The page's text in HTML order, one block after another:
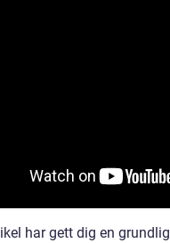
har gett dig en